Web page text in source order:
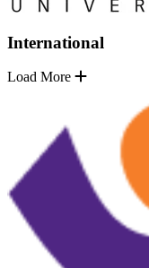
International
Load More